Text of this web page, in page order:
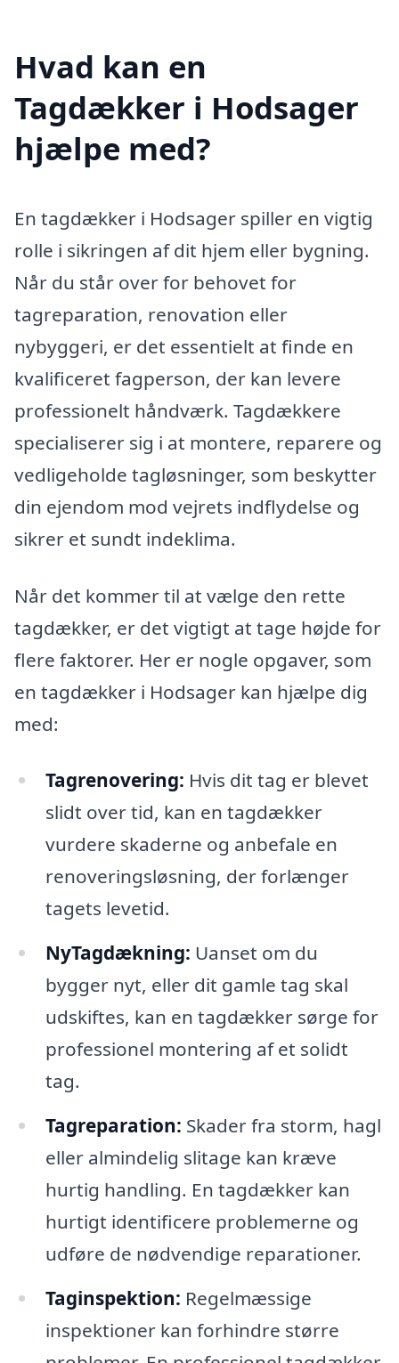
Hvad kan en
Tagdækker i Hodsager
hjælpe med?
En tagdækker i Hodsager spiller en vigtig
rolle i sikringen af dit hjem eller bygning.
Når du står over for behovet for
tagreparation, renovation eller
nybyggeri, er det essentielt at finde en
kvalificeret fagperson, der kan levere
professionelt håndværk. Tagdækkere
specialiserer sig i at montere, reparere og
vedligeholde tagløsninger, som beskytter
din ejendom mod vejrets indflydelse og
sikrer et sundt indeklima.
Når det kommer til at vælge den rette
tagdækker, er det vigtigt at tage højde for
flere faktorer. Her er nogle opgaver, som
en tagdækker i Hodsager kan hjælpe dig
med:
Tagrenovering: Hvis dit tag er blevet
slidt over tid, kan en tagdækker
vurdere skaderne og anbefale en
renoveringsløsning, der forlænger
tagets levetid.
NyTagdækning: Uanset om du
bygger nyt, eller dit gamle tag skal
udskiftes, kan en tagdækker sørge for
professionel montering af et solidt
tag.
Tagreparation: Skader fra storm, hagl
eller almindelig slitage kan kræve
hurtig handling. En tagdækker kan
hurtigt identificere problemerne og
udføre de nødvendige reparationer.
Taginspektion: Regelmæssige
inspektioner kan forhindre større